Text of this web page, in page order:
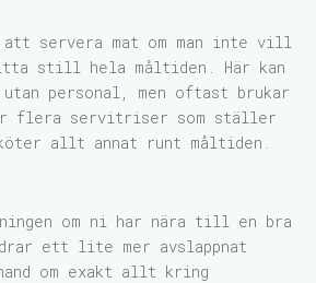
servera mat om man inte vill
still hela måltiden. Här kan
personal, men oftast brukar
flera servitriser som ställer
allt annat runt måltiden.
om ni har nära till en bra
ett lite mer avslappnat
om exakt allt kring